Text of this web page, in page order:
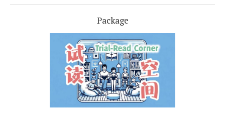
Package